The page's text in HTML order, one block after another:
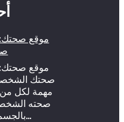
موقع
موقع
صحتك
مهمة لكل
صحته
بالجسم والعقل. من خلال م…